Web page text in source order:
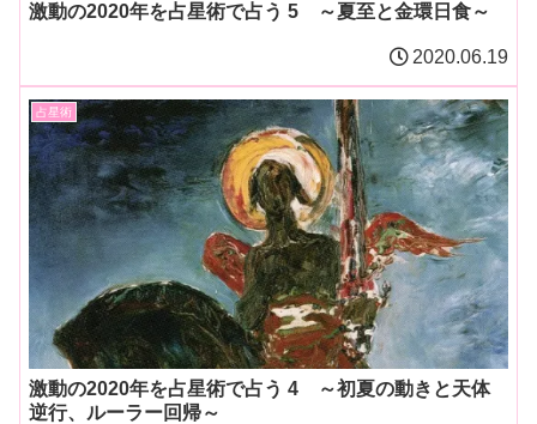
激動の2020年を占星術で占う 5 ～夏至と金環日食～
2020.06.19
占星術
激動の2020年を占星術で占う 4 ～初夏の動きと天体
逆行、ルーラー回帰～